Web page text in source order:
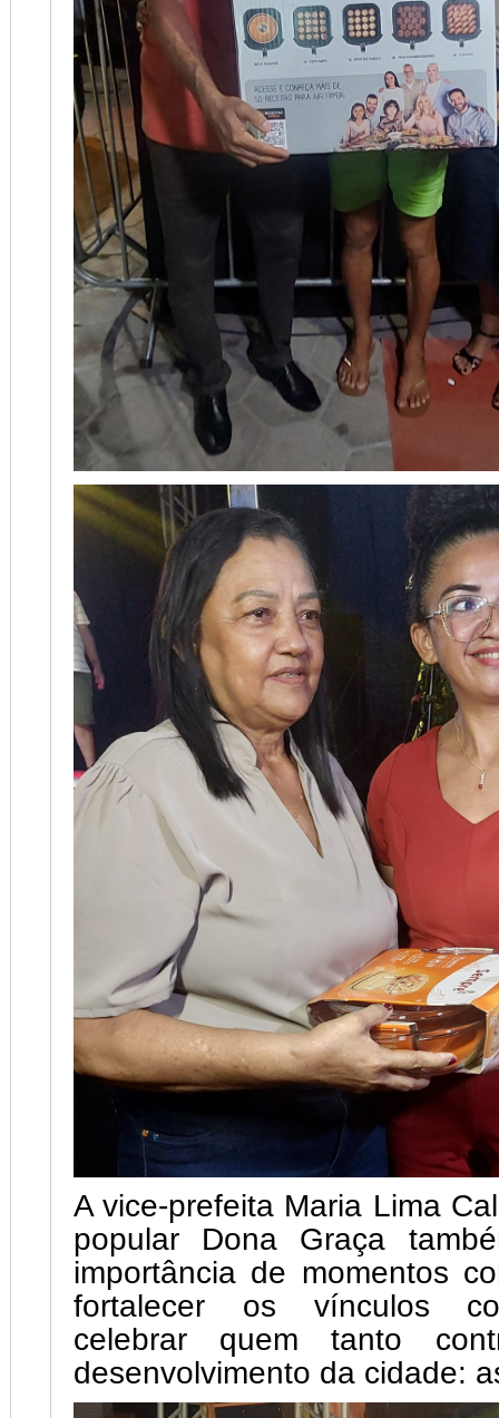
A vice-prefeita Maria Lima
popular Dona Graça
importância de momentos
fortalecer os vínculos
celebrar quem tanto
desenvolvimento da cidade: